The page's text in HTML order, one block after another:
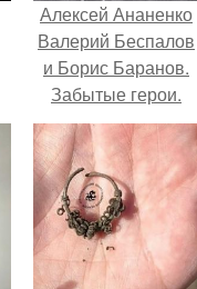
Алексей Ананенко
Валерий Беспалов
и Борис Баранов.
Забытые герои.
Чернобыльские
дайверы.